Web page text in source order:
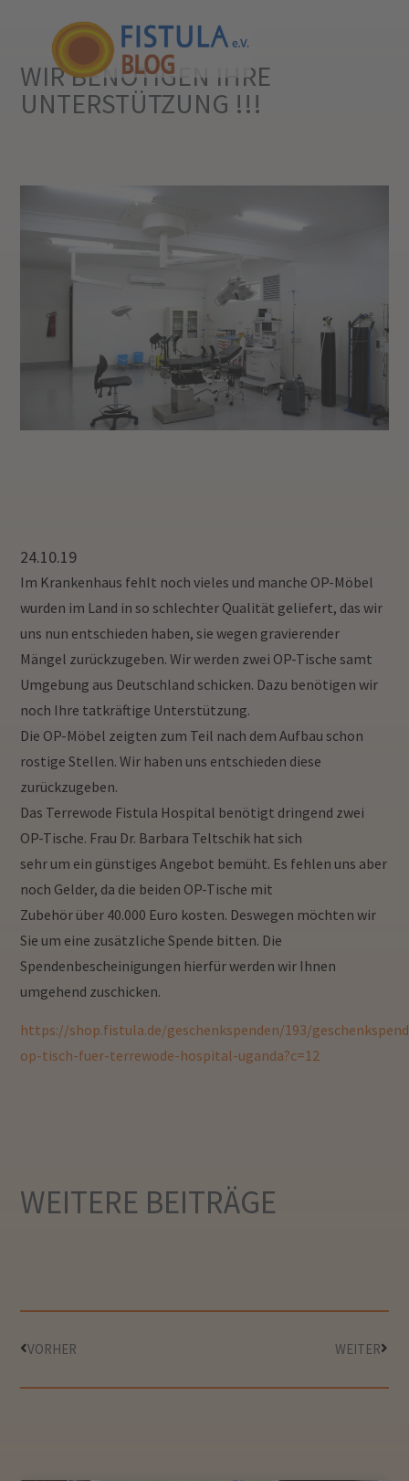
WIR BENÖTIGEN IHRE
UNTERSTÜTZUNG !!!
24.10.19
Im Krankenhaus fehlt noch vieles und manche OP-Möbel
wurden im Land in so schlechter Qualität geliefert, das wir
uns nun entschieden haben, sie wegen gravierender
Mängel zurückzugeben. Wir werden zwei OP-Tische samt
Umgebung aus Deutschland schicken. Dazu benötigen wir
noch Ihre tatkräftige Unterstützung.
Die OP-Möbel zeigten zum Teil nach dem Aufbau schon
rostige Stellen. Wir haben uns entschieden diese
zurückzugeben.
Das Terrewode Fistula Hospital benötigt dringend zwei
OP-Tische. Frau Dr. Barbara Teltschik hat sich
sehr um ein günstiges Angebot bemüht. Es fehlen uns aber
noch Gelder, da die beiden OP-Tische mit
Zubehör über 40.000 Euro kosten. Deswegen möchten wir
Sie um eine zusätzliche Spende bitten. Die
Spendenbescheinigungen hierfür werden wir Ihnen
umgehend zuschicken.
https://shop.fistula.de/geschenkspenden/193/
op-tisch-fuer-terrewode-hospital-uganda?c=12
WEITERE BEITRÄGE
VORHER WEITER